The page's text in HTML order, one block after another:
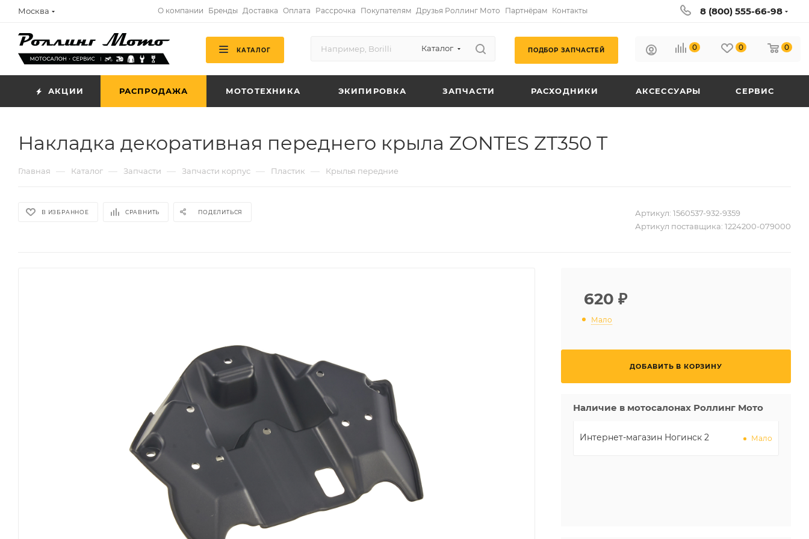
Москва О компании Бренды Доставка Оплата Рассрочка Покупателям Друзья Роллинг Мото Партнёрам Контакты 8 (800) 555-66-98
КАТАЛОГ Каталог ПОДБОР ЗАПЧАСТЕЙ 0 0 0
АКЦИИ РАСПРОДАЖА МОТОТЕХНИКА ЭКИПИРОВКА ЗАПЧАСТИ РАСХОДНИКИ АКСЕССУАРЫ СЕРВИС
Накладка декоративная переднего крыла ZONTES ZT350 T
Главная — Каталог — Запчасти — Запчасти корпус — Пластик — Крылья передние
В ИЗБРАННОЕ СРАВНИТЬ ПОДЕЛИТЬСЯ Артикул: 1560537-932-9359
Артикул поставщика: 1224200-079000
620 ₽
Мало
ДОБАВИТЬ В КОРЗИНУ
Наличие в мотосалонах Роллинг Мото
Интернет-магазин Ногинск 2 Мало